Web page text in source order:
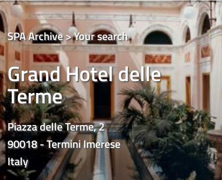
SPA Archive > Your search
Grand Hotel delle
Terme
Piazza delle Terme, 2
90018 - Termini Imerese
Italy